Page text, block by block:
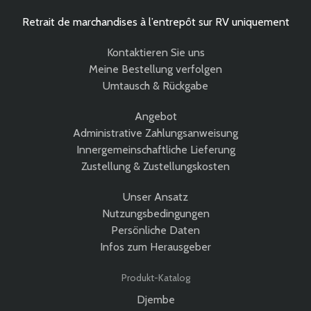
Retrait de marchandises à l’entrepôt sur RV uniquement
Kontaktieren Sie uns
Meine Bestellung verfolgen
Umtausch & Rückgabe
Angebot
Administrative Zahlungsanweisung
Innergemeinschaftliche Lieferung
Zustellung & Zustellungskosten
Unser Ansatz
Nutzungsbedingungen
Persönliche Daten
Infos zum Herausgeber
Produkt-Katalog
Djembe